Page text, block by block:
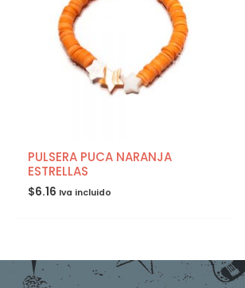
PULSERA PUCA NARANJA
ESTRELLAS
$6.16 Iva incluido